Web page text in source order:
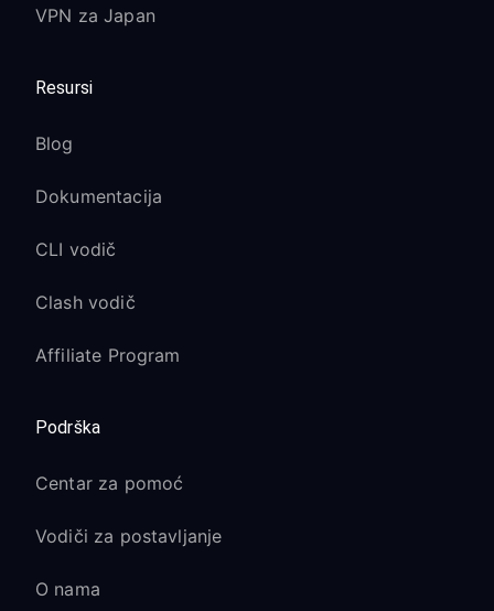
VPN za Japan
Resursi
Blog
Dokumentacija
CLI vodič
Clash vodič
Affiliate Program
Podrška
Centar za pomoć
Vodiči za postavljanje
O nama